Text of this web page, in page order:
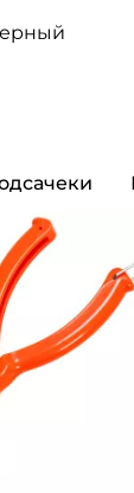
*
данную